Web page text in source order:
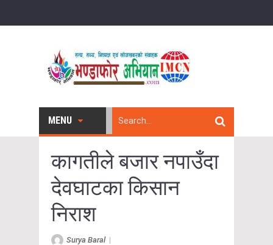
MENU
कागतीले बजार नपाउँदा
देवघाटका किसान
निराश
Surya Baral|